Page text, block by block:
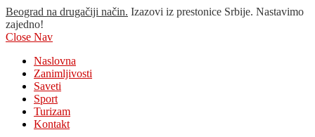
Beograd na drugačiji način. Izazovi iz prestonice Srbije. Nastavimo
zajedno!
Close Nav
Naslovna
Zanimljivosti
Saveti
Sport
Turizam
Kontakt